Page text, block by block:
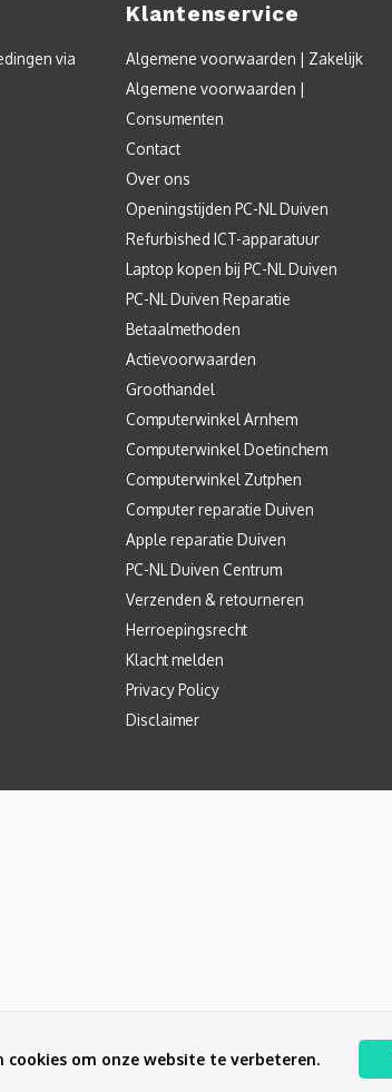
via
Klantenservice
Algemene voorwaarden | Zakelijk
Algemene voorwaarden |
Consumenten
Contact
Over ons
Openingstijden PC-NL Duiven
Refurbished ICT-apparatuur
Laptop kopen bij PC-NL Duiven
PC-NL Duiven Reparatie
Betaalmethoden
Actievoorwaarden
Groothandel
Computerwinkel Arnhem
Computerwinkel Doetinchem
Computerwinkel Zutphen
Computer reparatie Duiven
Apple reparatie Duiven
PC-NL Duiven Centrum
Verzenden & retourneren
Herroepingsrecht
Klacht melden
Privacy Policy
Disclaimer
om onze website te verbeteren.